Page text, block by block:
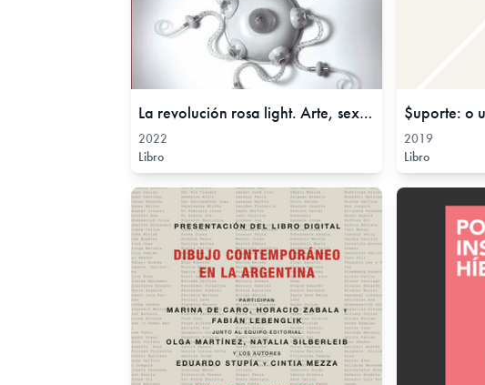
La revolución rosa light. Arte, sexualidad y clase en el Rojas de la posdictadura, 2022
2022
Libro
2019
Libro